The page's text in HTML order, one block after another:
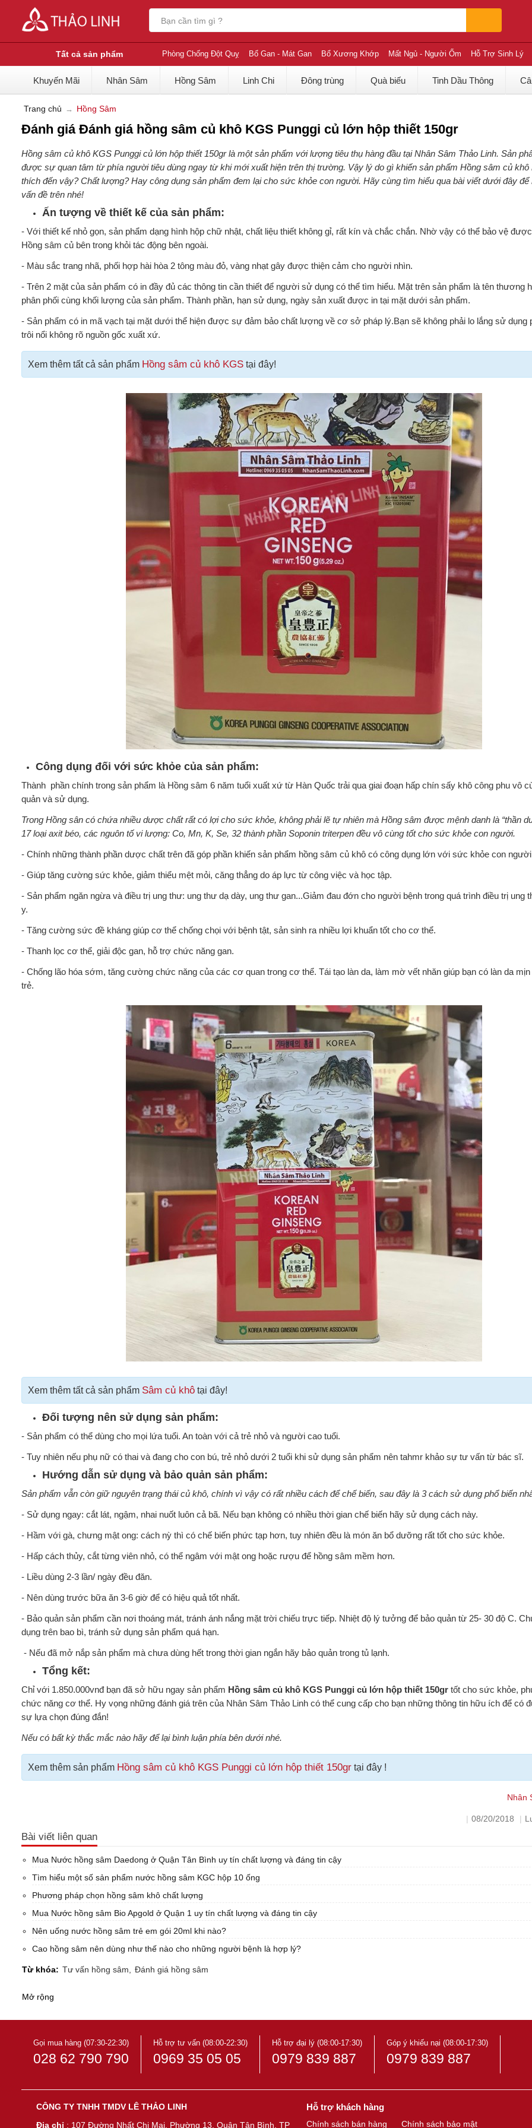
Tất cả sản phẩm Phòng Chống Đột Quỵ Bổ Gan - Mát Gan Bổ Xương Khớp Mất Ngủ - Người Ốm Hỗ Trợ Sinh Lý
Khuyến Mãi Nhân Sâm Hồng Sâm Linh Chi Đông trùng Quà biếu Tinh Dầu Thông
Trang chủ Hồng Sâm
Đánh giá Đánh giá hồng sâm củ khô KGS Punggi củ lớn hộp thiết 150gr
Hồng sâm củ khô KGS Punggi củ lớn hộp thiết 150gr là một sản phẩm với lượng tiêu thụ hàng đầu tại Nhân Sâm Thảo Linh. Sản
được sự quan tâm từ phía người tiêu dùng ngay từ khi mới xuất hiện trên thị trường. Vậy lý do gì khiến sản phẩm Hồng sâm củ
thích đến vậy? Chất lượng? Hay công dụng sản phẩm đem lại cho sức khỏe con người. Hãy cùng tìm hiểu qua bài viết dưới đây để
vấn đề trên nhé!
Ấn tượng về thiết kế của sản phẩm:
- Với thiết kế nhỏ gọn, sản phẩm dạng hình hộp chữ nhật, chất liệu thiết không gỉ, rất kín và chắc chắn. Nhờ vậy có thể bảo vệ
Hồng sâm củ bên trong khỏi tác động bên ngoài.
- Màu sắc trang nhã, phối hợp hài hòa 2 tông màu đỏ, vàng nhạt gây được thiện cảm cho người nhìn.
- Trên 2 mặt của sản phẩm có in đầy đủ các thông tin cần thiết để người sử dụng có thể tìm hiểu. Mặt trên sản phẩm là tên thương
phân phối cùng khối lượng của sản phẩm. Thành phần, hạn sử dụng, ngày sản xuất được in tại mặt dưới sản phẩm.
- Sản phẩm có in mã vạch tại mặt dưới thể hiện được sự đảm bảo chất lượng về cơ sở pháp lý.Bạn sẽ không phải lo lắng sử dụng
trôi nổi không rõ nguồn gốc xuất xứ.
Xem thêm tất cả sản phẩm Hồng sâm củ khô KGStại đây!
Công dụng đối với sức khỏe của sản phẩm:
Thành phần chính trong sản phẩm là Hồng sâm 6 năm tuổi xuất xứ từ Hàn Quốc trải qua giai đoạn hấp chín sấy khô công phu vô
quản và sử dụng.
Trong Hồng sân có chứa nhiều dược chất rất có lợi cho sức khỏe, không phải lẽ tự nhiên mà Hồng sâm được mệnh danh là “thần
17 loại axit béo, các nguôn tố vi lượng: Co, Mn, K, Se, 32 thành phần Soponin triterpen đều vô cùng tốt cho sức khỏe con người.
- Chính những thành phần dược chất trên đã góp phần khiến sản phẩm hồng sâm củ khô có công dụng lớn với sức khỏe con
- Giúp tăng cường sức khỏe, giảm thiểu mệt mỏi, căng thẳng do áp lực từ công việc và học tập.
- Sản phẩm ngăn ngừa và điều trị ung thư: ung thư dạ dày, ung thư gan...Giảm đau đớn cho người bệnh trong quá trình điều trị ung
y.
- Tăng cường sức đề kháng giúp cơ thể chống chọi với bệnh tật, sản sinh ra nhiều lợi khuẩn tốt cho cơ thể.
- Thanh lọc cơ thể, giải độc gan, hỗ trợ chức năng gan.
- Chống lão hóa sớm, tăng cường chức năng của các cơ quan trong cơ thể. Tái tạo làn da, làm mờ vết nhăn giúp bạn có làn da
trẻ.
Xem thêm tất cả sản phẩm Sâm củ khôtại đây!
Đối tượng nên sử dụng sản phẩm:
- Sản phẩm có thể dùng cho mọi lứa tuổi. An toàn với cả trẻ nhỏ và người cao tuổi.
- Tuy nhiên nếu phụ nữ có thai và đang cho con bú, trẻ nhỏ dưới 2 tuổi khi sử dụng sản phẩm nên tahmr khảo sự tư vấn từ bác sĩ.
Hướng dẫn sử dụng và bảo quản sản phẩm:
Sản phẩm vẫn còn giữ nguyên trạng thái củ khô, chính vì vậy có rất nhiều cách để chế biến, sau đây là 3 cách sử dụng phổ biến
- Sử dụng ngay: cắt lát, ngậm, nhai nuốt luôn cả bã. Nếu bạn không có nhiều thời gian chế biến hãy sử dụng cách này.
- Hầm với gà, chưng mật ong: cách nỳ thì có chế biến phức tạp hơn, tuy nhiên đều là món ăn bổ dưỡng rất tốt cho sức khỏe.
- Hấp cách thủy, cắt từng viên nhỏ, có thể ngâm với mật ong hoặc rượu để hồng sâm mềm hơn.
- Liều dùng 2-3 lần/ ngày đều đăn.
- Nên dùng trước bữa ăn 3-6 giờ để có hiệu quả tốt nhất.
- Bảo quản sản phẩm cần nơi thoáng mát, tránh ánh nắng mặt trời chiếu trực tiếp. Nhiệt độ lý tưởng để bảo quản từ 25- 30 độ C.
dụng trên bao bì, tránh sử dụng sản phẩm quá hạn.
- Nếu đã mở nắp sản phẩm mà chưa dùng hết trong thời gian ngắn hãy bảo quản trong tủ lạnh.
Tổng kết:
Chỉ với 1.850.000vnđ bạn đã sở hữu ngay sản phẩm Hồng sâm củ khô KGS Punggi củ lớn hộp thiết 150grtốt cho sức khỏe,
chức năng cơ thể. Hy vọng những đánh giá trên của Nhân Sâm Thảo Linh có thể cung cấp cho bạn những thông tin hữu ích để có
sự lựa chọn đúng đắn!
Nếu có bất kỳ thắc mắc nào hãy để lại bình luận phía bên dưới nhé.
Xem thêm sản phẩm Hồng sâm củ khô KGS Punggi củ lớn hộp thiết 150grtại đây !
Nhân
| 08/20/2018 |
Bài viết liên quan
Mua Nước hồng sâm Daedong ở Quận Tân Bình uy tín chất lượng và đáng tin cậy
Tìm hiểu một số sản phẩm nước hồng sâm KGC hộp 10 ống
Phương pháp chọn hồng sâm khô chất lượng
Mua Nước hồng sâm Bio Apgold ở Quận 1 uy tín chất lượng và đáng tin cậy
Nên uống nước hồng sâm trẻ em gói 20ml khi nào?
Cao hồng sâm nên dùng như thế nào cho những người bệnh là hợp lý?
Từ khóa: Tư vấn hồng sâm, Đánh giá hồng sâm
Mở rộng
Gọi mua hàng (07:30-22:30)
028 62 790 790
Hỗ trợ tư vấn (08:00-22:30)
0969 35 05 05
Hỗ trợ đại lý (08:00-17:30)
0979 839 887
Góp ý khiếu nại (08:00-17:30)
0979 839 887
CÔNG TY TNHH TMDV LÊ THẢO LINH
Địa chỉ : 107 Đường Nhất Chi Mai, Phường 13, Quận Tân Bình, TP
Hỗ trợ khách hàng
Chính sách bán hàng Chính sách bảo mật